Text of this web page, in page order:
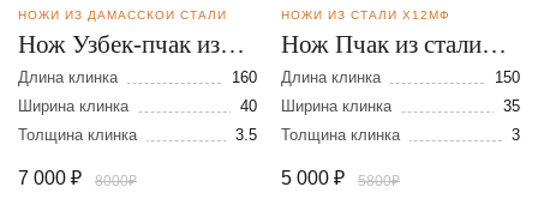
НОЖИ ИЗ ДАМАССКОЙ СТАЛИ
Нож Узбек-пчак из
дамасской стали
Длина клинка
160
Ширина клинка
40
Толщина клинка
3.5
7 000 ₽ 8000₽
НОЖИ ИЗ СТАЛИ Х12МФ
Нож Пчак из стали
Х12МФ
Длина клинка
150
Ширина клинка
35
Толщина клинка
3
5 000 ₽ 5800₽